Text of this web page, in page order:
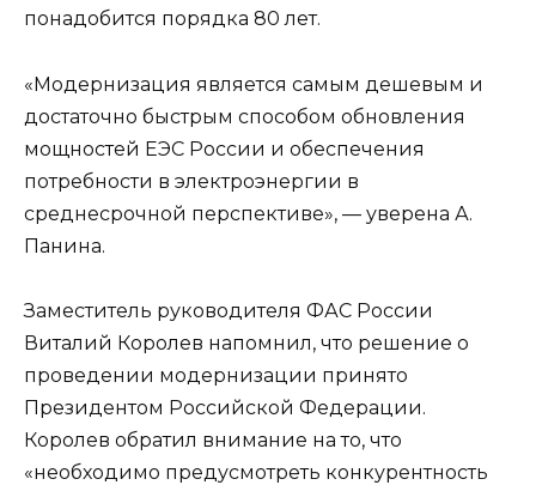
понадобится порядка 80 лет.
«Модернизация является самым дешевым и
достаточно быстрым способом обновления
мощностей ЕЭС России и обеспечения
потребности в электроэнергии в
среднесрочной перспективе», — уверена А.
Панина.
Заместитель руководителя ФАС России
Виталий Королев напомнил, что решение о
проведении модернизации принято
Президентом Российской Федерации.
Королев обратил внимание на то, что
«необходимо предусмотреть конкурентность